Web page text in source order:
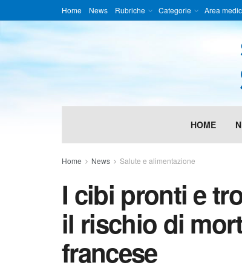
Home News Rubriche Categorie Area
HOME
Home News Salute e alimentazione
I cibi pronti e
il rischio di
francese